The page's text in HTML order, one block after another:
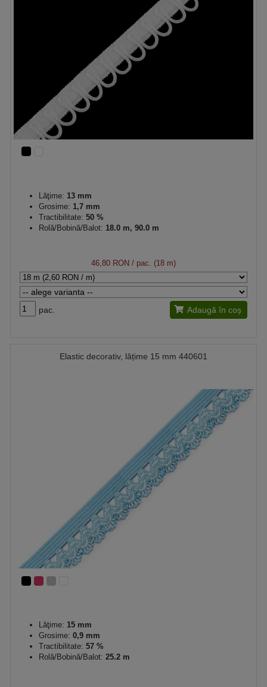
Lăţime: 13 mm
Grosime: 1,7 mm
Tractibilitate: 50 %
Rolă/Bobină/Balot: 18.0 m, 90.0 m
46,80 RON / pac. (18 m)
pac. Adaugă în coș
Elastic decorativ, lățime 15 mm 440601
Lăţime: 15 mm
Grosime: 0,9 mm
Tractibilitate: 57 %
Rolă/Bobină/Balot: 25.2 m